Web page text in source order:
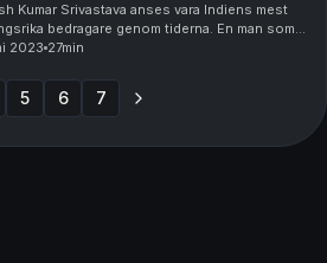
Kumar Srivastava anses vara Indiens mest
bedragare genom tiderna. En man som
en mytologisk symbol för bluff och
2023 27min
5 6 7